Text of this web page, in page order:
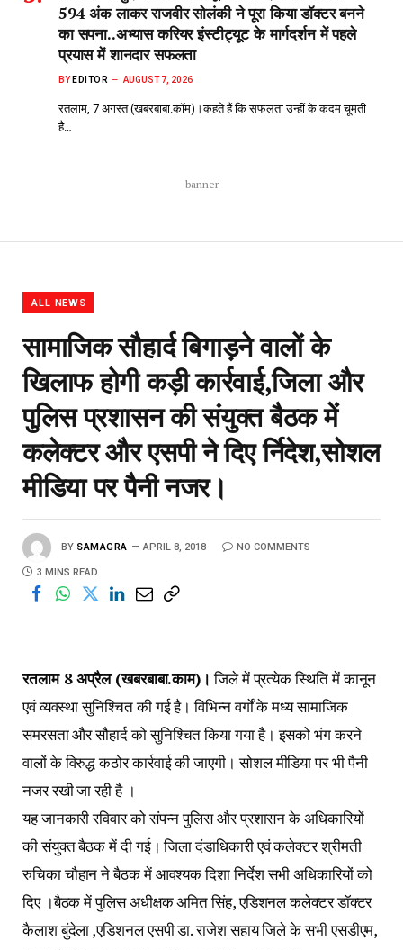
ALL NEWS
सामाजिक सौहार्द बिगाड़ने वालों के
खिलाफ होगी कड़ी कार्रवाई,जिला और
कलेक्टर और एसपी ने दिए र्निदेश,सोशल
3 MINS READ
रतलाम 8 अप्रैल (खबरबाबा.काम)।जिले में प्रत्येक स्थिति में कानून
एवं व्यवस्था सुनिश्चित की गई है। विभिन्न वर्गों के मध्य सामाजिक
समरसता और सौहार्द को सुनिश्चित किया गया है। इसको भंग करने
वालों के विरुद्ध कठोर कार्रवाई की जाएगी। सोशल मीडिया पर भी पैनी
नजर रखी जा रही है ।
यह जानकारी रविवार को संपन्न पुलिस और प्रशासन के अधिकारियों
की संयुक्त बैठक में दी गई। जिला दंडाधिकारी एवं कलेक्टर श्रीमती
रुचिका चौहान ने बैठक में आवश्यक दिशा निर्देश सभी अधिकारियों को
एसडीओपी थाना प्रभारी तहसीलदार आदि उपस्थित थे।
बैठक में बताया गया कि जिले में लागू धारा 144 का कड़ाई से पालन
सुनिश्चित किया गया है। बगैर अनुमति के कोई भी जुलूस धरना सभा
इत्यादि नहीं आयोजन होगा। अनुमति लेने के पश्चात आयोजित होने
वाले ऐसे कार्यक्रमों की वीडियो रिकॉर्डिंग की जाएगी। जुलूस मार्गों की
सख्त चेकिंग होगी जिला दंडाधिकारी श्रीमती चौहान ने निर्देश दिए कि
असामाजिक तत्वों के विरुद्ध कड़ी कार्रवाई की जाए। जिले में मैदानी
स्तर पर सूचना तंत्र को मजबूत किया गया है। प्रत्येक घटना की
जानकारी जिला मुख्यालय द्वारा तत्काल प्राप्त की जाने की व्यवस्था
सुनिश्चित की गई है। ऐसे व्यक्तियों को सूचीबद्ध किया जा रहा है जो